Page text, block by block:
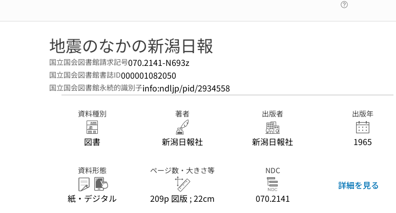
地震のなかの新潟日報
国立国会図書館請求記号070.2141-N693z
国立国会図書館書誌ID000001082050
国立国会図書館永続的識別子info:ndljp/pid/2934558
資料種別
図書
著者
新潟日報社
出版者
新潟日報社
出版年
1965
資料形態
紙・デジタル
ページ数・大きさ等
209p 図版 ; 22cm
NDC
070.2141
詳細を見る